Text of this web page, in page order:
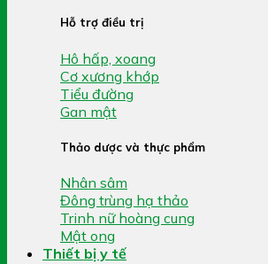
Hỗ trợ điều trị
Hô hấp, xoang
Cơ xương khớp
Tiểu đường
Gan mật
Thảo dược và thực phẩm
Nhân sâm
Đông trùng hạ thảo
Trinh nữ hoàng cung
Mật ong
Thiết bị y tế